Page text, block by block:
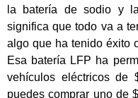
la batería de sodio y
significa que todo va a
algo que ha tenido éxito
Esa batería LFP ha
vehículos eléctricos de
puedes comprar uno de